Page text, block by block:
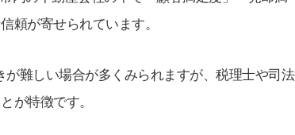
頼が寄せられています。
難しい場合が多くみられますが、税理士や司法
が特徴です。